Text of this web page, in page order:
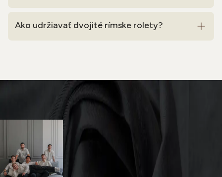
Ako udržiavať dvojité rímske rolety?